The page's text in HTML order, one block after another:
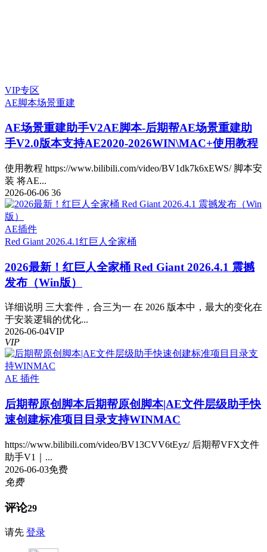
VIP专区
AE脚本场景重建
AE场景重建助手V2AE脚本-后期帮AE场景重建助
手V2.0版本支持AE2020-2026WIN\MAC+使用教程
使用教程 https://www.bilibili.com/video/BV1dk7k6xEWS/ 脚本安
装 将AE...
2026-06-06 36
AE插件
Red Giant 2026.4.1红巨人全家桶
2026最新！红巨人全家桶 Red Giant 2026.4.1 震撼
发布（Win版）
详细说明 三大套件，合三为一 在 2026 版本中，最大的变化在
于安装逻辑的优化...
2026-06-04VIP
VIP
AE 插件
后期帮原创脚本后期帮原创脚本|AE文件层级助手快
速创建标准项目目录支持WINMAC
https://www.bilibili.com/video/BV13CVV6tEyz/ 后期帮VFX文件
助手V1｜...
2026-06-03免费
免费
评论29
请先 登录